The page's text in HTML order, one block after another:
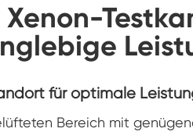
Explosions
PV-
für optimale
Bereich mit